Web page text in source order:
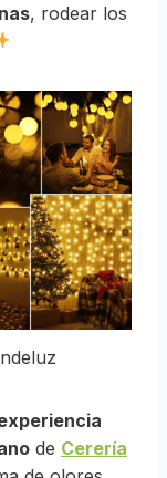
, rodear los
de Cerería